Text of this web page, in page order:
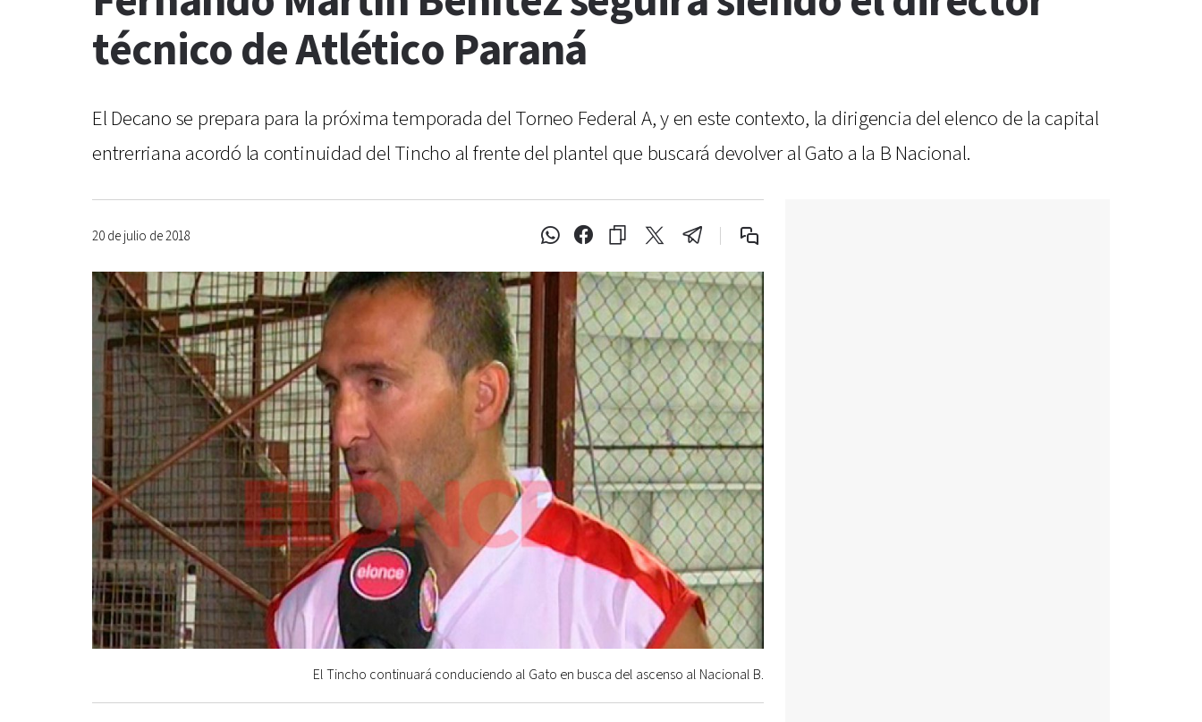
técnico de Atlético Paraná
El Decano se prepara para la próxima temporada del Torneo Federal A, y en este contexto, la dirigencia del elenco de la capital
entrerriana acordó la continuidad del Tincho al frente del plantel que buscará devolver al Gato a la B Nacional.
20 de julio de 2018
El Tincho continuará conduciendo al Gato en busca del ascenso al Nacional B.